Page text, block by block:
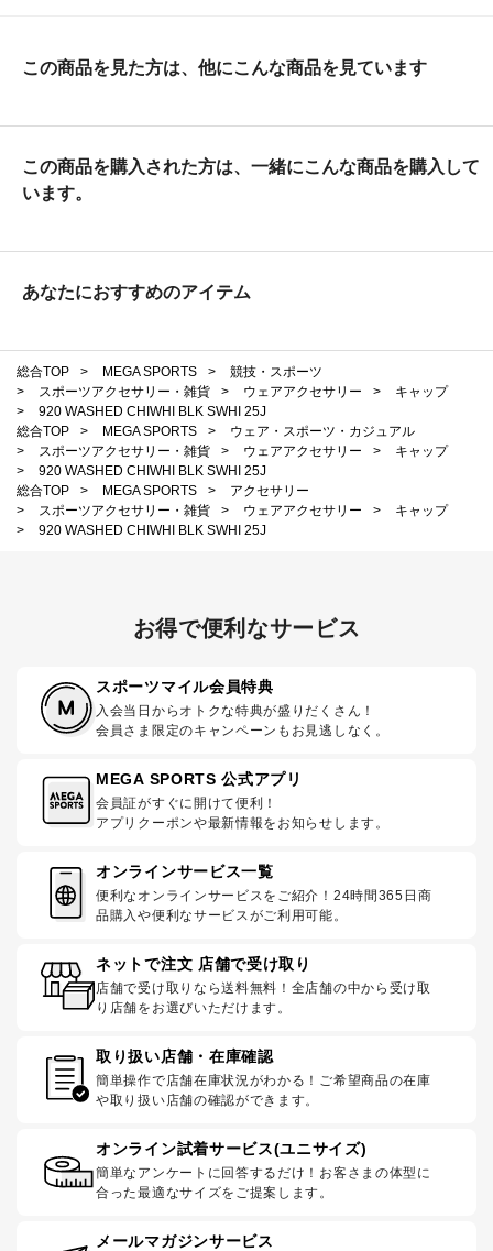
この商品を見た方は、他にこんな商品を見ています
この商品を購入された方は、一緒にこんな商品を購入して
います。
あなたにおすすめのアイテム
総合TOP > MEGA SPORTS >
競技・スポーツ
>
スポーツアクセサリー・雑貨 > ウェアアクセサリー >
キャップ
>
920 WASHED CHIWHI BLK SWHI 25J
総合TOP
> MEGA SPORTS >
ウェア・スポーツ・カジュアル
>
スポーツアクセサリー・雑貨 > ウェアアクセサリー >
キャップ
>
920 WASHED CHIWHI BLK SWHI 25J
総合TOP
> MEGA SPORTS >
アクセサリー
>
スポーツアクセサリー・雑貨 > ウェアアクセサリー >
キャップ
>
920 WASHED CHIWHI BLK SWHI 25J
お得で便利なサービス
スポーツマイル会員特典
入会当日からオトクな特典が盛りだくさん！
会員さま限定のキャンペーンもお見逃しなく。
MEGA SPORTS 公式アプリ
会員証がすぐに開けて便利！
アプリクーポンや最新情報をお知らせします。
オンラインサービス一覧
便利なオンラインサービスをご紹介！24時間365日商
品購入や便利なサービスがご利用可能。
ネットで注文 店舗で受け取り
店舗で受け取りなら送料無料！全店舗の中から受け取
り店舗をお選びいただけます。
取り扱い店舗・在庫確認
簡単操作で店舗在庫状況がわかる！ご希望商品の在庫
や取り扱い店舗の確認ができます。
オンライン試着サービス(ユニサイズ)
簡単なアンケートに回答するだけ！お客さまの体型に
合った最適なサイズをご提案します。
メールマガジンサービス